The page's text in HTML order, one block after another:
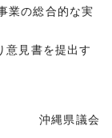
業の総合的な実
意見書を提出す
沖縄県議会